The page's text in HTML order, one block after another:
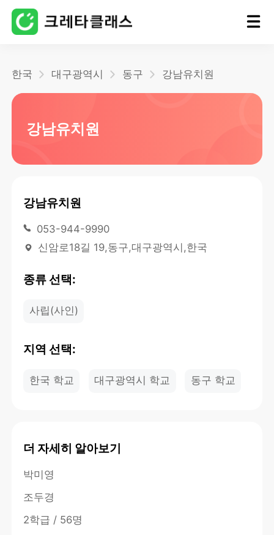
한국 대구광역시 동구 강남유치원
강남유치원
강남유치원
053-944-9990
신암로18길 19,동구,대구광역시,한국
종류 선택:
사립(사인)
지역 선택:
한국 학교 대구광역시 학교 동구 학교
더 자세히 알아보기
박미영
조두경
2학급 / 56명